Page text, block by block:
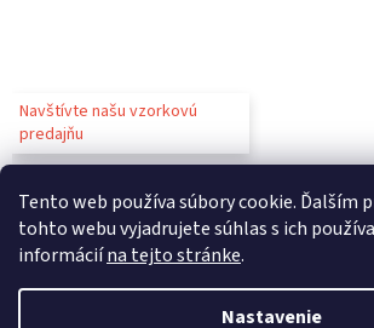
Tento web používa súbory cookie. Ďalším
tohto webu vyjadrujete súhlas s ich
informáciína tejto stránke.
Nastavenie
Navštívte našu vzorkovú
predajňu